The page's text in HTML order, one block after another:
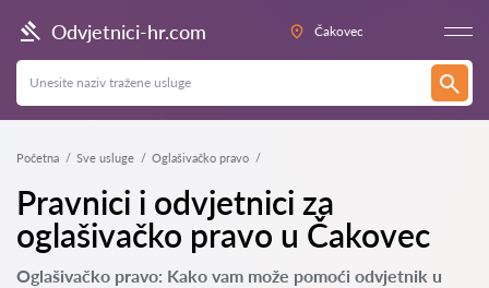
Odvjetnici-hr.com Čakovec
Početna Sve usluge Oglašivačko pravo
Pravnici i odvjetnici za
oglašivačko pravo u Čakovec
Oglašivačko pravo: Kako vam može pomoći odvjetnik u